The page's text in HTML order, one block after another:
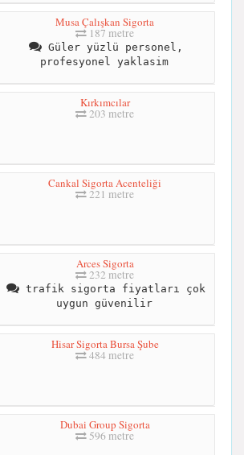
Musa Çalışkan Sigorta
187 metre
Güler yüzlü personel,
profesyonel yaklasim
Kırkımcılar
203 metre
Cankal Sigorta Acenteliği
221 metre
Arces Sigorta
232 metre
trafik sigorta fiyatları çok
uygun güvenilir
Hisar Sigorta Bursa Şube
484 metre
Dubai Group Sigorta
596 metre